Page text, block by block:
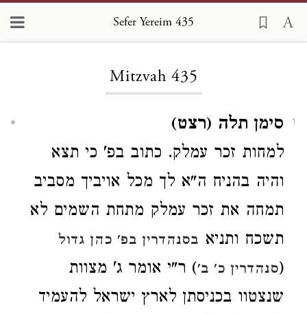
Sefer Yereim 435
Mitzvah 435
1
סימן תלה (רצט)
למחות זכר עמלק. כתוב בפ' כי תצא
והיה בהניח ה"א לך מכל אויביך מסביב
תמחה את זכר עמלק מתחת השמים לא
תשכח ותניא בסנהדרין בפ' כהן גדול
(סנהדרין כ' ב') ר"י אומר ג' מצוות
שנצטוו בכניסתן לארץ ישראל להעמיד